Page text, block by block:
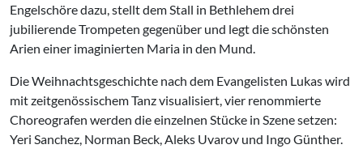
Engelschöre dazu, stellt dem Stall in Bethlehem drei
jubilierende Trompeten gegenüber und legt die schönsten
Arien einer imaginierten Maria in den Mund.
Die Weihnachtsgeschichte nach dem Evangelisten Lukas wird
mit zeitgenössischem Tanz visualisiert, vier renommierte
Choreografen werden die einzelnen Stücke in Szene setzen:
Yeri Sanchez, Norman Beck, Aleks Uvarov und Ingo Günther.